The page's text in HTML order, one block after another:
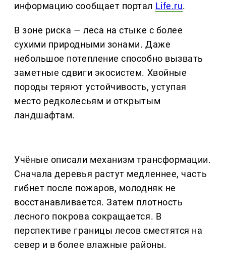
информацию сообщает портал Life.ru.
В зоне риска — леса на стыке с более
сухими природными зонами. Даже
небольшое потепление способно вызвать
заметные сдвиги экосистем. Хвойные
породы теряют устойчивость, уступая
место редколесьям и открытым
ландшафтам.
Учёные описали механизм трансформации.
Сначала деревья растут медленнее, часть
гибнет после пожаров, молодняк не
восстанавливается. Затем плотность
лесного покрова сокращается. В
перспективе границы лесов сместятся на
север и в более влажные районы.